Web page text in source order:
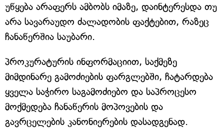
უწყება არაფერს ამბობს იმაზე, დაინტერესდა თუ
არა სავარაუდო ძალადობის ფაქტებით, რაზეც
ჩანაწერშია საუბარი.
პროკურატურის ინფორმაციით, საქმეზე
მიმდინარე გამოძიების ფარგლებში, ჩატარდება
ყველა საჭირო საგამოძიებო და საპროცესო
მოქმედება ჩანაწერის მოპოვების და
გავრცელების კანონიერების დასადგენად.